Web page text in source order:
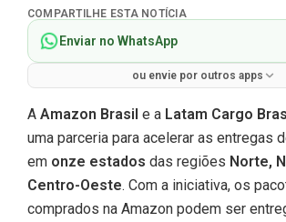
COMPARTILHE ESTA NOTÍCIA
Enviar no WhatsApp
ou envie por outros apps
A Amazon Brasil e a Latam Cargo
uma parceria para acelerar as entregas
em onze estados das regiões Norte,
Centro-Oeste. Com a iniciativa, os
comprados na Amazon podem ser